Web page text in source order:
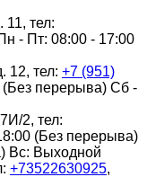
11, тел:
- Пт: 08:00 - 17:00
12, тел: +7 (951)
(Без перерыва) Сб -
2, тел:
(Без перерыва)
Вс: Выходной
+73522630925,